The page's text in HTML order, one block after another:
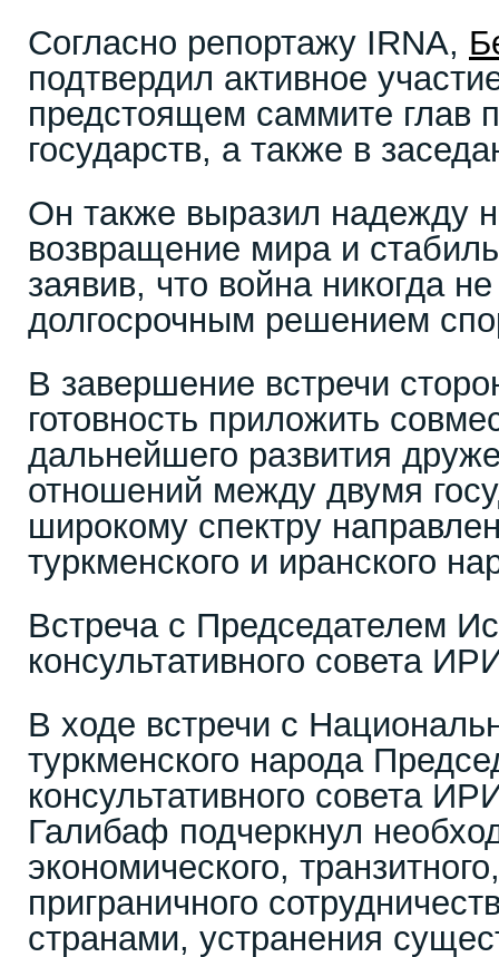
Согласно репортажу IRNA,
подтвердил активное
предстоящем саммите глав
государств, а также в
Он также выразил надежду
возвращение мира и
заявив, что война никогда
долгосрочным решением
В завершение встречи
готовность приложить
дальнейшего развития
отношений между двумя
широкому спектру
туркменского и иранского
Встреча с Председателем
консультативного совета
В ходе встречи с
туркменского народа
консультативного совета
Галибаф подчеркнул
экономического,
приграничного
странами, устранения